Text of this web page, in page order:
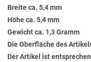
Breite ca. 5,4 mm
Höhe ca. 5,4 mm
Gewicht ca. 1,3 Gramm
Die Oberfläche des
Der Artikel ist